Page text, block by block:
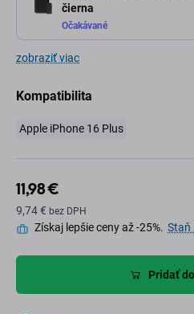
čierna
Očakávané
zobraziť viac
Kompatibilita
Apple iPhone 16 Plus
11,98 €
9,74 € bez DPH
Získaj lepšie ceny až -25%. Staň
Pridať